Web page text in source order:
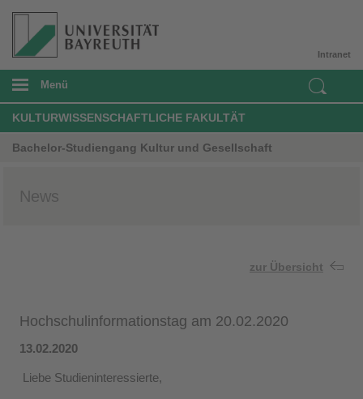
Intranet
Menü
KULTURWISSENSCHAFTLICHE FAKULTÄT
Bachelor-Studiengang Kultur und Gesellschaft
News
zur Übersicht
Hochschulinformationstag am 20.02.2020
13.02.2020
Liebe Studieninteressierte,